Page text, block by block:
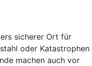
sicherer Ort für
oder Katastrophen
machen auch vor